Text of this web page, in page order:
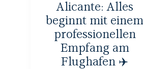
Alicante: Alles
beginnt mit einem
professionellen
Empfang am
Flughafen ✈️